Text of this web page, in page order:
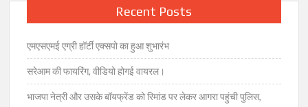
Recent Posts
एमएसएमई एग्री हॉर्टी एक्सपो का हुआ शुभारंभ
सरेआम की फायरिंग, वीडियो होगई वायरल।
भाजपा नेत्री और उसके बॉयफ्रेंड को रिमांड पर लेकर आगरा पहुंची पुलिस,